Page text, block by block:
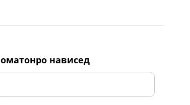
номатонро нависед